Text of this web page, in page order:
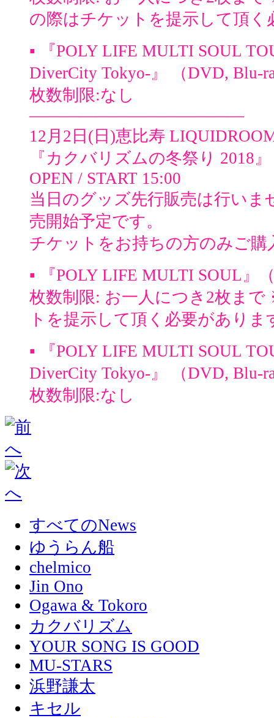
の際はチケットを提示して頂く
▪️ 『POLY LIFE MULTI SOUL
DiverCity Tokyo-』 （DVD, Blu-
枚数制限:なし
—————————————
12月2日(日)恵比寿
『カクバリズムの冬祭り 2018』
OPEN / START 15:00
当日のグッズ先行販売は行いま
売開始予定です。
チケットをお持ちの方のみご購
▪️ 『POLY LIFE MULTI SOUL』
枚数制限: お一人につき2枚ま
トを提示して頂く必要がありま
▪️ 『POLY LIFE MULTI SOUL
DiverCity Tokyo-』 （DVD, Blu-
枚数制限:なし
すべてのNews
ゆうらん船
chelmico
Jin Ono
Ogawa & Tokoro
カクバリズム
YOUR SONG IS GOOD
MU-STARS
浜野謙太
キセル